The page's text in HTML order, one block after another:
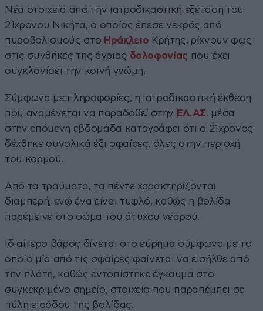
Νέα στοιχεία από την ιατροδικαστική εξέταση του
21χρονου Νικήτα, ο οποίος έπεσε νεκρός από
πυροβολισμούς στο Ηράκλειο Κρήτης, ρίχνουν φως
στις συνθήκες της άγριας δολοφονίας που έχει
συγκλονίσει την κοινή γνώμη.
Σύμφωνα με πληροφορίες, η ιατροδικαστική έκθεση
που αναμένεται να παραδοθεί στην ΕΛ.ΑΣ. μέσα
στην επόμενη εβδομάδα καταγράφει ότι ο 21χρονος
δέχθηκε συνολικά έξι σφαίρες, όλες στην περιοχή
του κορμού.
Από τα τραύματα, τα πέντε χαρακτηρίζονται
διαμπερή, ενώ ένα είναι τυφλό, καθώς η βολίδα
παρέμεινε στο σώμα του άτυχου νεαρού.
Ιδιαίτερο βάρος δίνεται στο εύρημα σύμφωνα με το
οποίο μία από τις σφαίρες φαίνεται να εισήλθε από
την πλάτη, καθώς εντοπίστηκε έγκαυμα στο
συγκεκριμένο σημείο, στοιχείο που παραπέμπει σε
πύλη εισόδου της βολίδας.